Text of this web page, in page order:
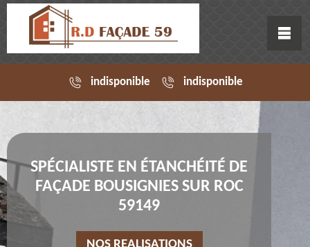
indisponible indisponible
SPÉCIALISTE EN ÉTANCHÉITÉ DE
FAÇADE BOUSIGNIES SUR ROC
59149